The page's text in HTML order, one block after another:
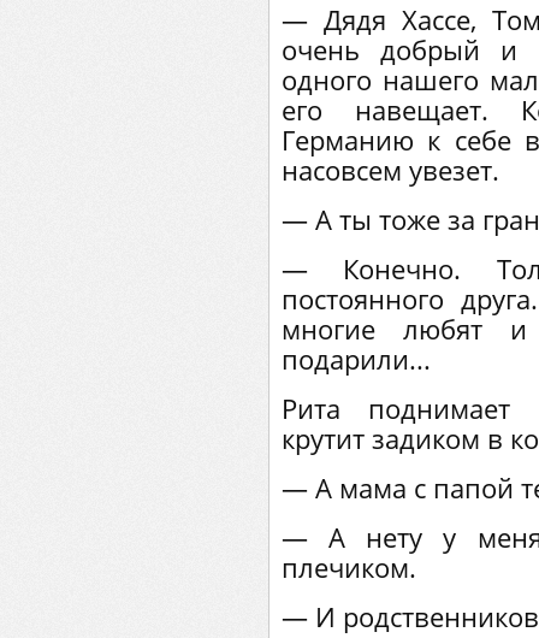
— Дядя Хассе,
очень добрый и
одного нашего
его навещает.
Германию к себе
насовсем увезет.
— А ты тоже за
— Конечно.
постоянного
многие любят и
подарили...
Рита поднимает
крутит задиком в
— А мама с папой
— А нету у меня
плечиком.
— И родственников